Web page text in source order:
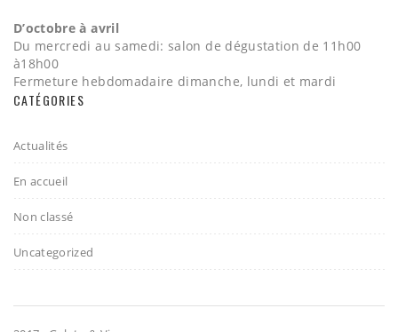
D’octobre à avril
Du mercredi au samedi: salon de dégustation de 11h00
à18h00
Fermeture hebdomadaire dimanche, lundi et mardi
CATÉGORIES
Actualités
En accueil
Non classé
Uncategorized